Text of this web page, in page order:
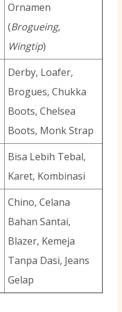
Ornamen
(Brogueing,
Wingtip)
Derby, Loafer,
Brogues, Chukka
Boots, Chelsea
Boots, Monk Strap
Bisa Lebih Tebal,
Karet, Kombinasi
Chino, Celana
Bahan Santai,
Blazer, Kemeja
Tanpa Dasi, Jeans
Gelap